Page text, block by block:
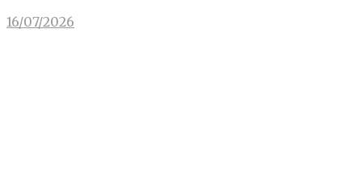
16/07/2026